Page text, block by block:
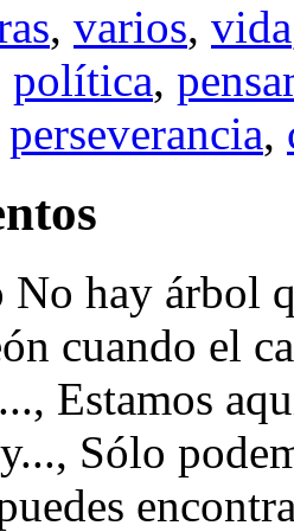
, varios, vida
política,
perseverancia,
No hay árbol
cuando el
Estamos
Sólo